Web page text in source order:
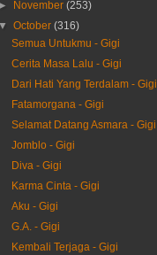
►
November(253)
▼October(316)
Semua Untukmu - Gigi
Cerita Masa Lalu - Gigi
Dari Hati Yang Terdalam - Gigi
Fatamorgana - Gigi
Selamat Datang Asmara - Gigi
Jomblo - Gigi
Diva - Gigi
Karma Cinta - Gigi
Aku - Gigi
G.A. - Gigi
Kembali Terjaga - Gigi